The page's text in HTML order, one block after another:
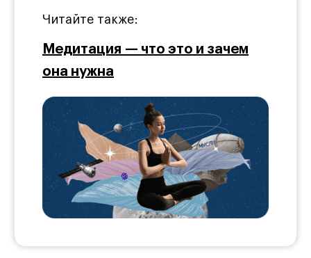
Читайте также:
Медитация — что это и зачем
она нужна